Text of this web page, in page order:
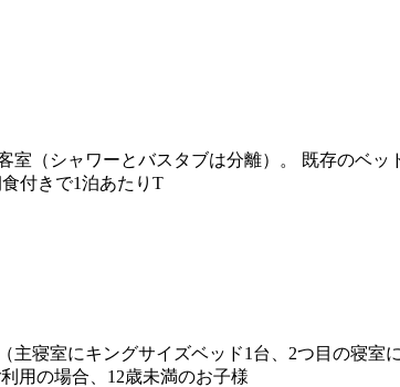
（シャワーとバスタブは分離）。 既存のベッ
付きで1泊あたりT
寝室にキングサイズベッド1台、2つ目の寝室
用の場合、12歳未満のお子様